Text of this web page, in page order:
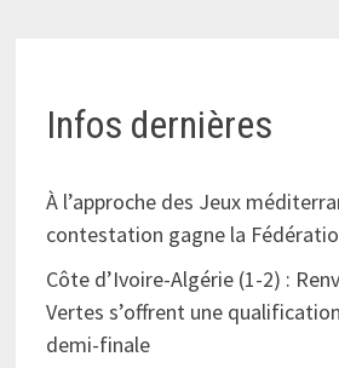
Infos dernières
À l’approche des Jeux
contestation gagne la
Côte d’Ivoire-Algérie (1-2) :
Vertes s’offrent une
demi-finale